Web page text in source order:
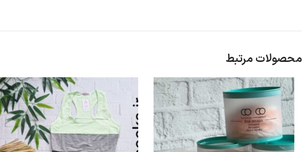
محصولات مرتبط